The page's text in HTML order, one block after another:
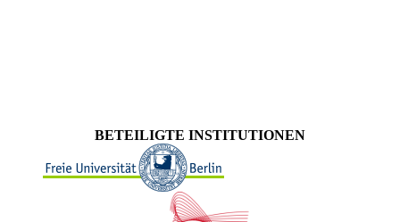
BETEILIGTE INSTITUTIONEN